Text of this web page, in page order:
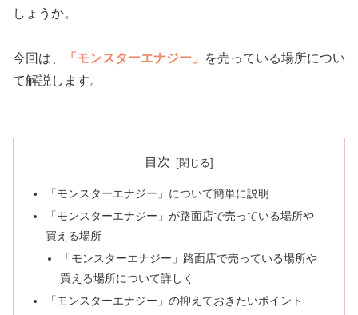
しょうか。
今回は、 「モンスターエナジー」
を売っている場所につい
て解説します。
目次
「モンスターエナジー」について簡単に説明
「モンスターエナジー」が路面店で売っている場所や
買える場所
「モンスターエナジー」路面店で売っている場所や
買える場所について詳しく
「モンスターエナジー」の抑えておきたいポイント